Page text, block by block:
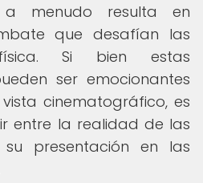
menudo resulta en
que desafían las
Si bien estas
ser emocionantes
cinematográfico, es
entre la realidad de las
presentación en las